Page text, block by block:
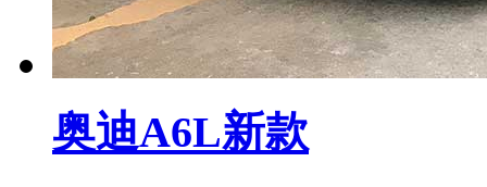
奥迪A6L新款